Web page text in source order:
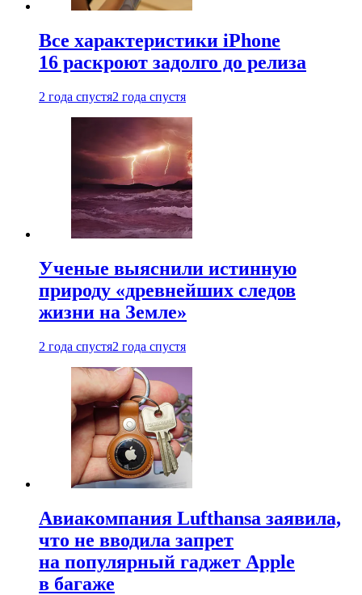
Все характеристики iPhone
16 раскроют задолго до релиза
2 года спустя2 года спустя
Ученые выяснили истинную
природу «древнейших следов
жизни на Земле»
2 года спустя2 года спустя
Авиакомпания Lufthansa заявила,
что не вводила запрет
на популярный гаджет Apple
в багаже